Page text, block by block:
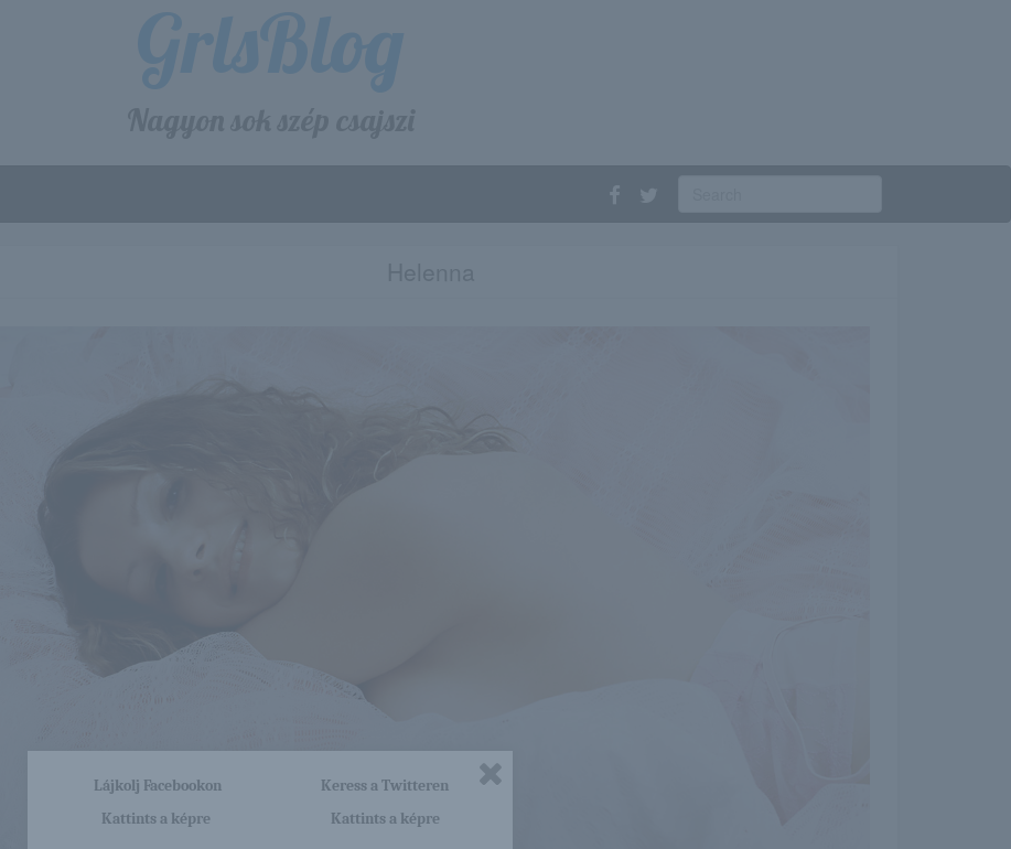
Lájkolj Facebookon
Kattints a képre
Keress a Twitteren
Kattints a képre